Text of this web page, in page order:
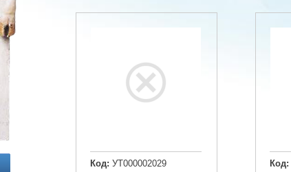
Код: УТ000002029 Код: